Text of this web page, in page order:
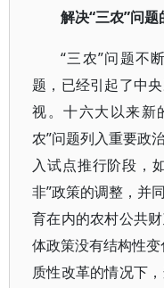
解决“三农”问
“三农”问题不
题，已经引起了中
视。十六大以来新
农”问题列入重要政
入试点推行阶段，
非”政策的调整，并
育在内的农村公共
体政策没有结构性
质性改革的情况下